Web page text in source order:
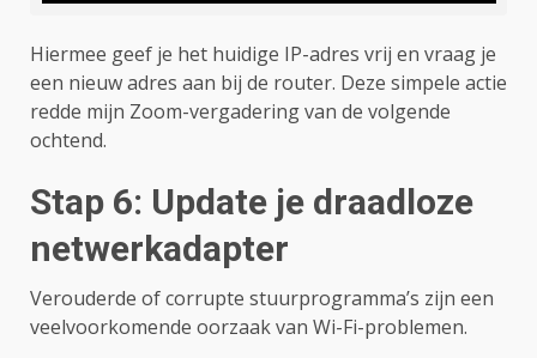
Hiermee geef je het huidige IP-adres vrij en vraag je
een nieuw adres aan bij de router. Deze simpele actie
redde mijn Zoom-vergadering van de volgende
ochtend.
Stap 6: Update je draadloze
netwerkadapter
Verouderde of corrupte stuurprogramma’s zijn een
veelvoorkomende oorzaak van Wi-Fi-problemen.